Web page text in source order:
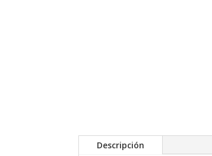
Descripción